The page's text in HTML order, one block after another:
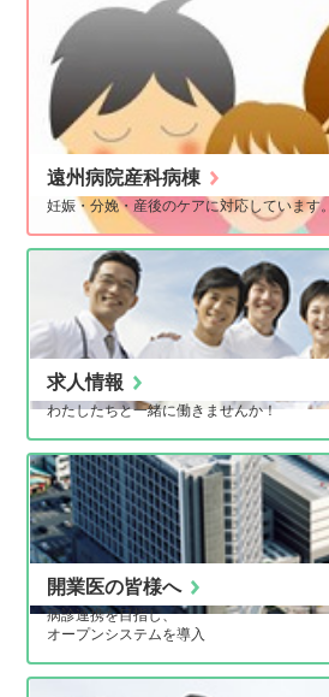
遠州病院産科病棟
妊娠・分娩・産後のケアに対応しています。
求人情報
わたしたちと一緒に働きませんか！
開業医の皆様へ
病診連携を目指し、
オープンシステムを導入